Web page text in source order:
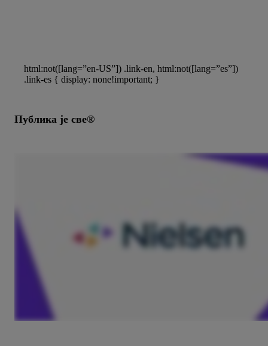
html:not([lang=”en-US”]) .link-en, html:not([lang=”es”])
.link-es { display: none!important; }
Публика је све®